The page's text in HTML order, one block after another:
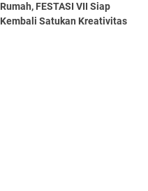
Rumah, FESTASI VII Siap
Kembali Satukan Kreativitas